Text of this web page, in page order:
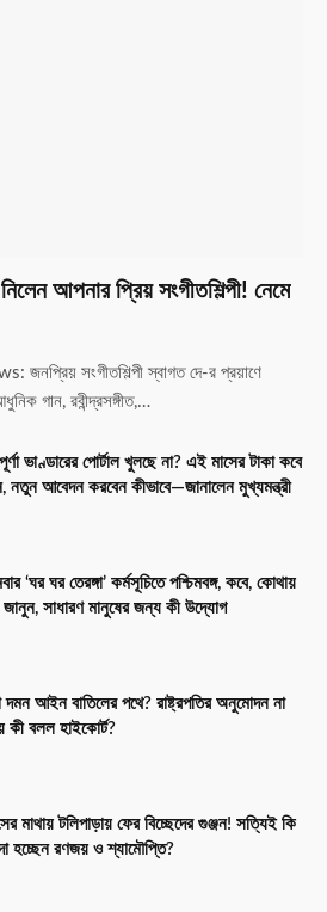
নিলেন আপনার প্রিয় সংগীতশিল্পী! নেমে
সংগীতশিল্পী স্বাগত দে-র প্রয়াণে
গান, রবীন্দ্রসঙ্গীত,…
ভাণ্ডারের পোর্টাল খুলছে না? এই মাসের টাকা কবে
নতুন আবেদন করবেন কীভাবে—জানালেন মুখ্যমন্ত্রী
‘ঘর ঘর তেরঙ্গা’ কর্মসূচিতে পশ্চিমবঙ্গ, কবে, কোথায়
জানুন, সাধারণ মানুষের জন্য কী উদ্যোগ
দমন আইন বাতিলের পথে? রাষ্ট্রপতির অনুমোদন না
কী বলল হাইকোর্ট?
মাথায় টলিপাড়ায় ফের বিচ্ছেদের গুঞ্জন! সত্যিই কি
হচ্ছেন রণজয় ও শ্যামৌপ্তি?